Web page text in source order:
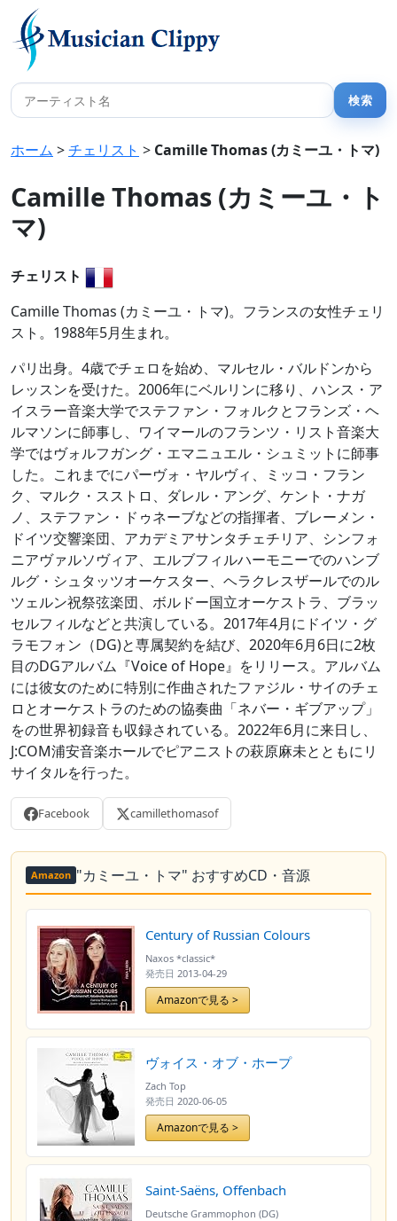
ホーム >チェリスト > Camille Thomas (カミーユ・トマ)
Camille Thomas (カミーユ・ト
マ)
チェリスト
Camille Thomas (カミーユ・トマ)。フランスの女性チェリ
スト。1988年5月生まれ。
パリ出身。4歳でチェロを始め、マルセル・バルドンから
レッスンを受けた。2006年にベルリンに移り、ハンス・ア
イスラー音楽大学でステファン・フォルクとフランズ・ヘ
ルマソンに師事し、ワイマールのフランツ・リスト音楽大
学ではヴォルフガング・エマニュエル・シュミットに師事
した。これまでにパーヴォ・ヤルヴィ、ミッコ・フラン
ク、マルク・スストロ、ダレル・アング、ケント・ナガ
ノ、ステファン・ドゥネーブなどの指揮者、ブレーメン・
ドイツ交響楽団、アカデミアサンタチェチリア、シンフォ
ニアヴァルソヴィア、エルブフィルハーモニーでのハンブ
ルグ・シュタッツオーケスター、ヘラクレスザールでのル
ツェルン祝祭弦楽団、ボルドー国立オーケストラ、ブラッ
セルフィルなどと共演している。2017年4月にドイツ・グ
ラモフォン（DG)と専属契約を結び、2020年6月6日に2枚
目のDGアルバム『Voice of Hope』をリリース。アルバム
には彼女のために特別に作曲されたファジル・サイのチェ
ロとオーケストラのための協奏曲「ネバー・ギブアップ」
をの世界初録音も収録されている。2022年6月に来日し、
J:COM浦安音楽ホールでピアニストの萩原麻未とともにリ
サイタルを行った。
Facebook camillethomasof
Amazon "カミーユ・トマ" おすすめCD・音源
Century of Russian Colours
Naxos *classic*
発売日 2013-04-29
Amazonで見る >
ヴォイス・オブ・ホープ
Zach Top
発売日 2020-06-05
Amazonで見る >
Saint-Saëns, Offenbach
Deutsche Grammophon (DG)